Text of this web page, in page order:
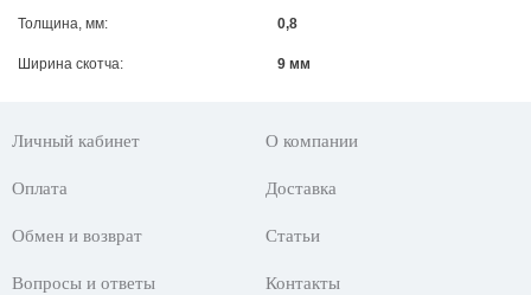
Толщина, мм: 0,8
Ширина скотча: 9 мм
Личный кабинет О компании
Оплата Доставка
Обмен и возврат Статьи
Вопросы и ответы Контакты